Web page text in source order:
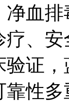
血
、
证
性